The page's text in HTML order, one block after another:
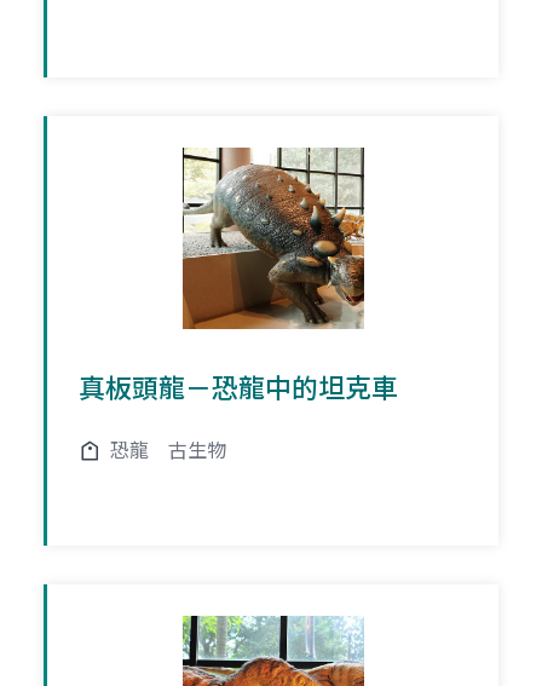
真板頭龍－恐龍中的坦克車
恐龍 古生物